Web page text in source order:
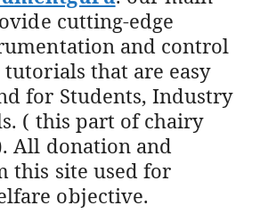
cutting-edge
and control
that are easy
for Students, Industry
( this part of chairy
All donation and
this site used for
objective.